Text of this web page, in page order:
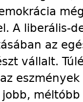
A liberális-
az
vállalt.